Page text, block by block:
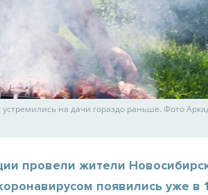
на дачи гораздо раньше. Фото
провели жители
появились уже в